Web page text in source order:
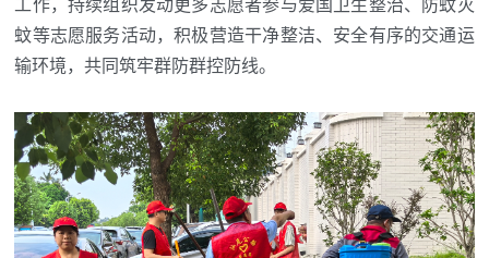
工作，持续组织发动更多志愿者参与爱国卫生整治、防蚊灭
蚊等志愿服务活动，积极营造干净整洁、安全有序的交通运
输环境，共同筑牢群防群控防线。